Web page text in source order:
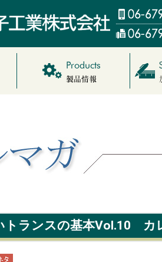
トランスの基本Vol.10 カ